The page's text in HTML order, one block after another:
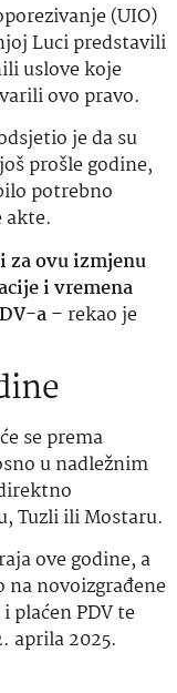
(UIO)
Luci predstavili
uslove koje
ovo pravo.
je da su
prošle godine,
potrebno
akte.
za ovu izmjenu
i vremena
a– rekao je
se prema
u nadležnim
Tuzli ili Mostaru.
ove godine, a
na novoizgrađene
plaćen PDV te
aprila 2025.